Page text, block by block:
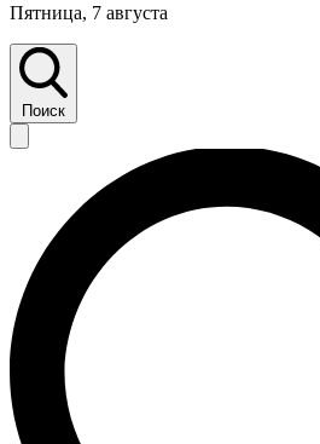
Пятница, 7 августа
Поиск